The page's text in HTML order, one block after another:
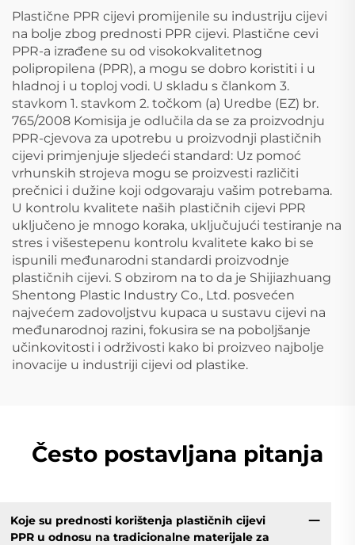
Plastične PPR cijevi promijenile su industriju cijevi
na bolje zbog prednosti PPR cijevi. Plastične cevi
PPR-a izrađene su od visokokvalitetnog
polipropilena (PPR), a mogu se dobro koristiti i u
hladnoj i u toploj vodi. U skladu s člankom 3.
stavkom 1. stavkom 2. točkom (a) Uredbe (EZ) br.
765/2008 Komisija je odlučila da se za proizvodnju
PPR-cjevova za upotrebu u proizvodnji plastičnih
cijevi primjenjuje sljedeći standard: Uz pomoć
vrhunskih strojeva mogu se proizvesti različiti
prečnici i dužine koji odgovaraju vašim potrebama.
U kontrolu kvalitete naših plastičnih cijevi PPR
uključeno je mnogo koraka, uključujući testiranje na
stres i višestepenu kontrolu kvalitete kako bi se
ispunili međunarodni standardi proizvodnje
plastičnih cijevi. S obzirom na to da je Shijiazhuang
Shentong Plastic Industry Co., Ltd. posvećen
najvećem zadovoljstvu kupaca u sustavu cijevi na
međunarodnoj razini, fokusira se na poboljšanje
učinkovitosti i održivosti kako bi proizveo najbolje
inovacije u industriji cijevi od plastike.
Često postavljana pitanja
Koje su prednosti korištenja plastičnih cijevi
PPR u odnosu na tradicionalne materijale za